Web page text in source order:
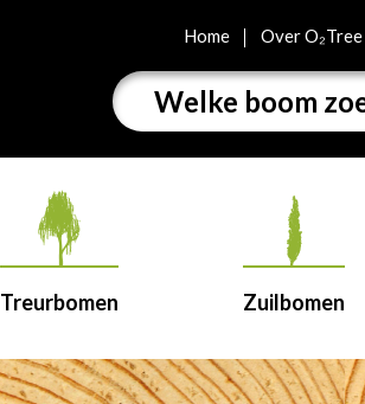
Home Over O₂Tree
Treurbomen Zuilbomen